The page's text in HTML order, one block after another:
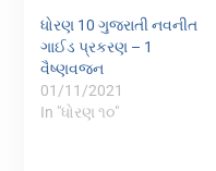
ધોરણ 10 ગુજરાતી નવનીત
ગાઈડ પ્રકરણ – 1
વૈષ્ણવજન
01/11/2021
In "ધોરણ ૧૦"